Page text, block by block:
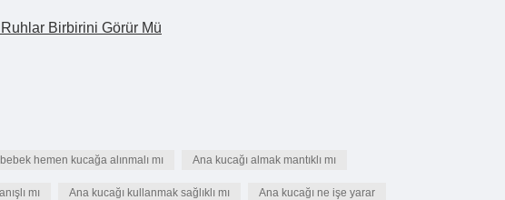
Birbirini Görür Mü
hemen kucağa alınmalı mı Ana kucağı almak mantıklı mı
mı Ana kucağı kullanmak sağlıklı mı Ana kucağı ne işe yarar